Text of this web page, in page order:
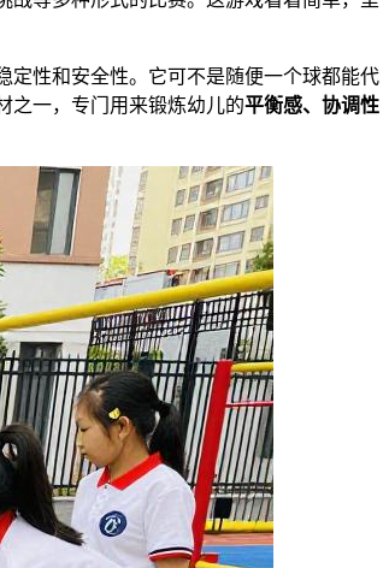
定性和安全性。它可不是随便一个球都能代
之一，专门用来锻炼幼儿的平衡感、协调性